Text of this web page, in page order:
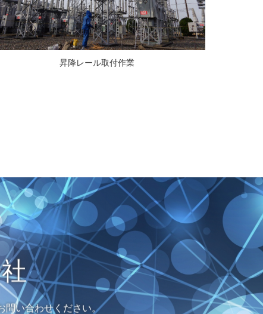
昇降レール取付作業
問い合わせください。